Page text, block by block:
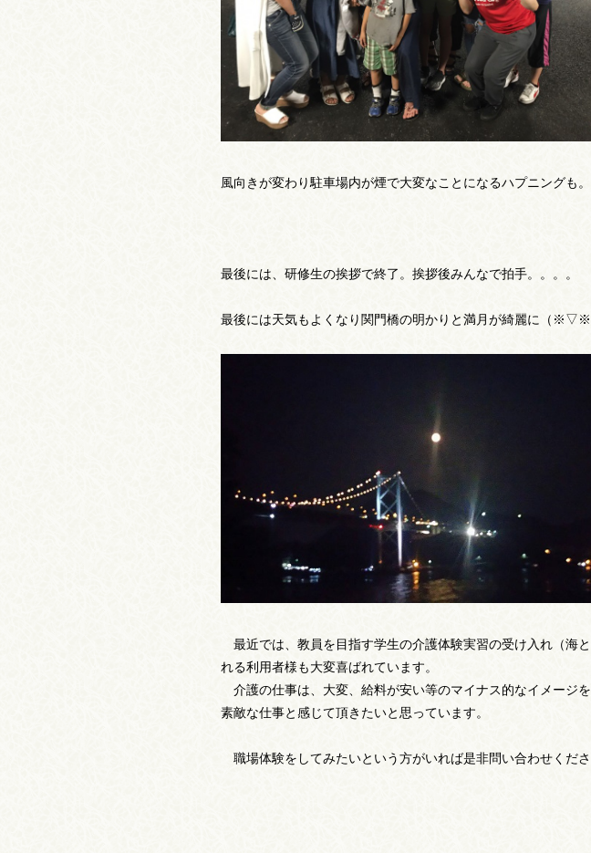
風向きが変わり駐車場内が煙で大変なことになるハプニングも。
最後には、研修生の挨拶で終了。挨拶後みんなで拍手。。。。
最後には天気もよくなり関門橋の明かりと満月が綺麗に（※▽※
最近では、教員を目指す学生の介護体験実習の受け入れ（海
れる利用者様も大変喜ばれています。
介護の仕事は、大変、給料が安い等のマイナス的なイメージ
素敵な仕事と感じて頂きたいと思っています。
職場体験をしてみたいという方がいれば是非問い合わせくだ